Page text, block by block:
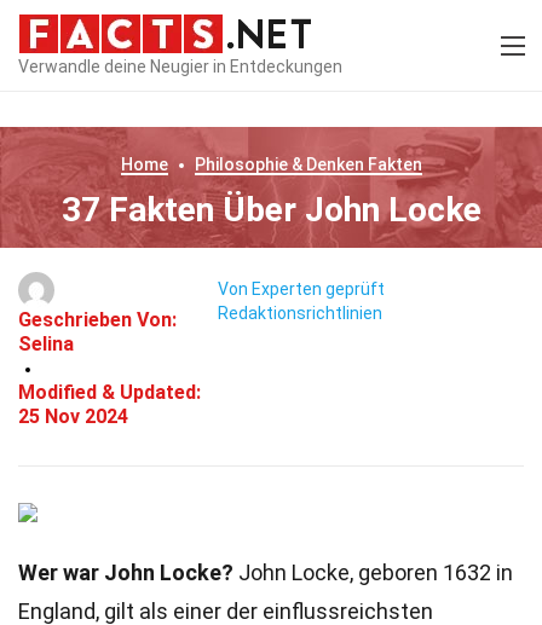
Verwandle deine Neugier in Entdeckungen
Home Philosophie & Denken Fakten
37 Fakten Über John Locke
Geschrieben Von:
Selina
Modified & Updated:
25 Nov 2024
Von Experten geprüft
Redaktionsrichtlinien
Wer war John Locke? John Locke, geboren 1632 in
England, gilt als einer der einflussreichsten